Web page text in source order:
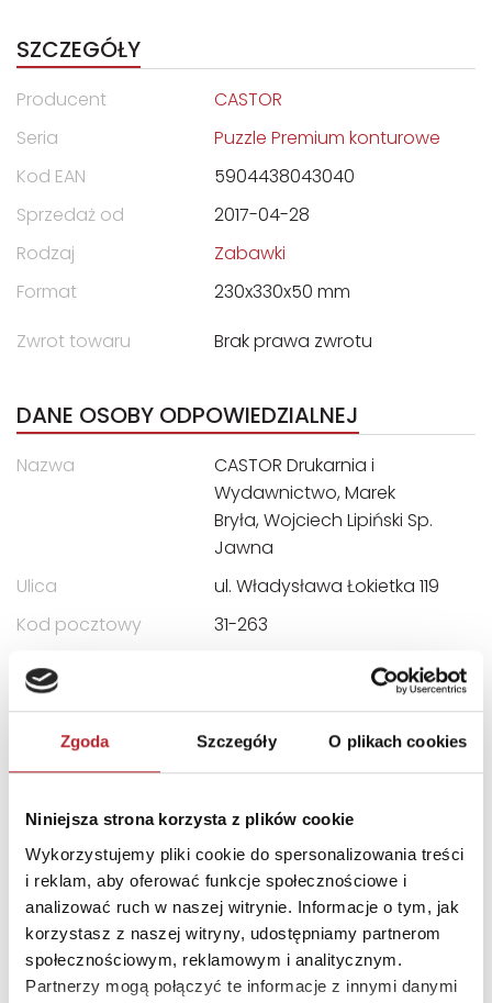
Zgoda Szczegóły O plikach cookies
Niniejsza strona korzysta z plików cookie
Wykorzystujemy pliki cookie do spersonalizowania treści
i reklam, aby oferować funkcje społecznościowe i
analizować ruch w naszej witrynie. Informacje o tym, jak
korzystasz z naszej witryny, udostępniamy partnerom
społecznościowym, reklamowym i analitycznym.
Partnerzy mogą połączyć te informacje z innymi danymi
SZCZEGÓŁY
Producent
CASTOR
Seria
Puzzle Premium konturowe
Kod EAN
5904438043040
Sprzedaż od
2017-04-28
Rodzaj
Zabawki
Format
230x330x50 mm
Zwrot towaru
Brak prawa zwrotu
DANE OSOBY ODPOWIEDZIALNEJ
Nazwa
CASTOR Drukarnia i
Wydawnictwo, Marek
Bryła, Wojciech Lipiński Sp.
Jawna
Ulica
ul. Władysława Łokietka 119
Kod pocztowy
31-263
Miasto
E-mail
INNI KLIENCI KUPOWALI